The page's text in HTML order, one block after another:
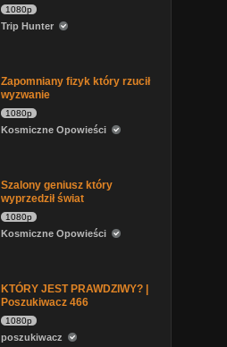
1080p
Trip Hunter
Zapomniany fizyk który rzucił
wyzwanie
1080p
Kosmiczne Opowieści
Szalony geniusz który
wyprzedził świat
1080p
Kosmiczne Opowieści
KTÓRY JEST PRAWDZIWY? |
Poszukiwacz 466
1080p
poszukiwacz